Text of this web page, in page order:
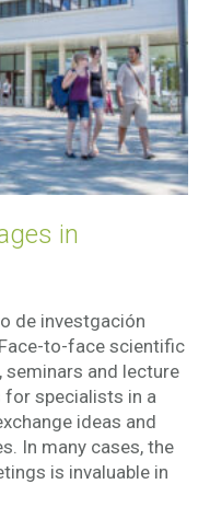
in
de investgación
to-face scientific
seminars and lecture
for specialists in a
ideas and
In many cases, the
is invaluable in